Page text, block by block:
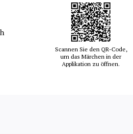
Scannen Sie den QR-Code,
um das Märchen in der
Applikation zu öffnen.